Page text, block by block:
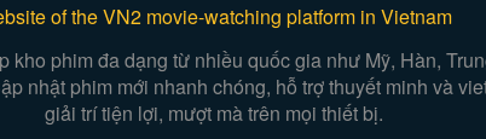
of the VN2 movie-watching platform in Vietnam
kho phim đa dạng từ nhiều quốc gia như Mỹ, Hàn,
nhật phim mới nhanh chóng, hỗ trợ thuyết minh và
giải trí tiện lợi, mượt mà trên mọi thiết bị.